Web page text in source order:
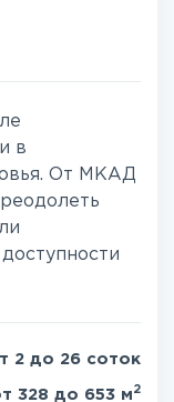
в
От МКАД
2 до 26 соток
328 до 653 м 2